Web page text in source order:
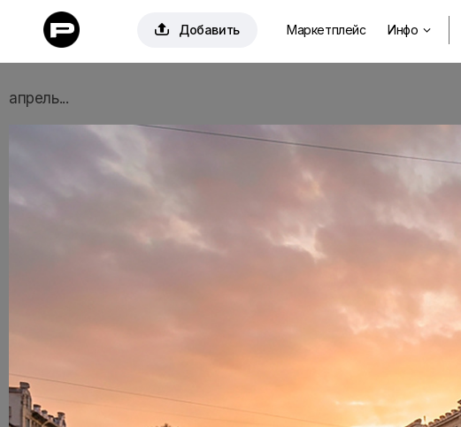
 Добавить Маркетплейс Инфо 
апрель...